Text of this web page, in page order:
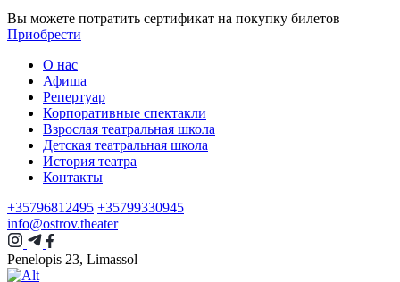
Вы можете потратить сертификат на покупку билетов
Приобрести
О нас
Афиша
Репертуар
Корпоративные спектакли
Взрослая театральная школа
Детская театральная школа
История театра
Контакты
+35796812495 +35799330945
info@ostrov.theater
Penelopis 23, Limassol